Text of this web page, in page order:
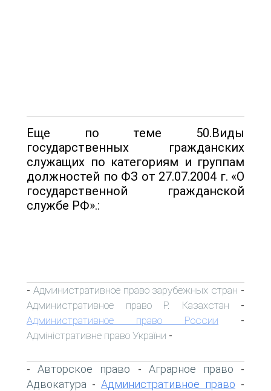
Еще по теме 50.Виды
государственных гражданских
служащих по категориям и группам
должностей по ФЗ от 27.07.2004 г. «О
государственной граж­данской
службе РФ».:
- Административное право зарубежных стран -
Административное право Р. Казахстан -
Административное право России -
Адміністративне право України -
-Авторское право - Аграрное право -
Адвокатура - Административное право -